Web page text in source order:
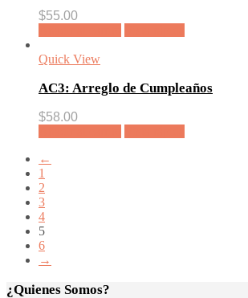
$55.00
Quick View
AC3: Arreglo de Cumpleaños
$58.00
←
1
2
3
4
5
6
→
¿Quienes Somos?